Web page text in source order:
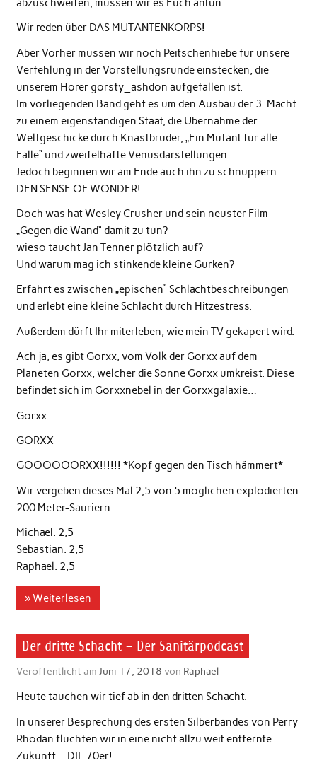
abzuschweifen, müssen wir es Euch antun…
Wir reden über DAS MUTANTENKORPS!
Aber Vorher müssen wir noch Peitschenhiebe für unsere
Verfehlung in der Vorstellungsrunde einstecken, die
unserem Hörer gorsty_ashdon aufgefallen ist.
Im vorliegenden Band geht es um den Ausbau der 3. Macht
zu einem eigenständigen Staat, die Übernahme der
Weltgeschicke durch Knastbrüder, „Ein Mutant für alle
Fälle“ und zweifelhafte Venusdarstellungen.
Jedoch beginnen wir am Ende auch ihn zu schnuppern…
DEN SENSE OF WONDER!
Doch was hat Wesley Crusher und sein neuster Film
„Gegen die Wand“ damit zu tun?
wieso taucht Jan Tenner plötzlich auf?
Und warum mag ich stinkende kleine Gurken?
Erfahrt es zwischen „epischen“ Schlachtbeschreibungen
und erlebt eine kleine Schlacht durch Hitzestress.
Außerdem dürft Ihr miterleben, wie mein TV gekapert wird.
Ach ja, es gibt Gorxx, vom Volk der Gorxx auf dem
Planeten Gorxx, welcher die Sonne Gorxx umkreist. Diese
befindet sich im Gorxxnebel in der Gorxxgalaxie…
Gorxx
GORXX
GOOOOOORXX!!!!!! *Kopf gegen den Tisch hämmert*
Wir vergeben dieses Mal 2,5 von 5 möglichen explodierten
200 Meter-Sauriern.
Michael: 2,5
Sebastian: 2,5
Raphael: 2,5
» Weiterlesen
Der dritte Schacht – Der Sanitärpodcast
Veröffentlicht am Juni 17, 2018 von Raphael
Heute tauchen wir tief ab in den dritten Schacht.
In unserer Besprechung des ersten Silberbandes von Perry
Rhodan flüchten wir in eine nicht allzu weit entfernte
Zukunft… DIE 70er!